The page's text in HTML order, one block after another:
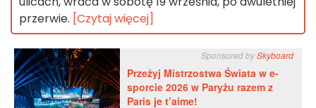
przerwie. [Czytaj więcej]